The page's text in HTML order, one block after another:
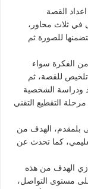
القصة
في ثلاث محاور،
للصورة ثم
الفكرة سواء
تلخيص للقصة، ثم
ودراسة الشخصية
التقطيع التقني
بلمقدم، الهدف من
كما تحدث عن
غازي الهدف من هذه
مستوى التواصل،